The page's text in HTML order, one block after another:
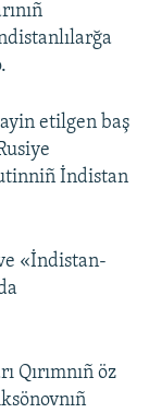
etilgen baş
İndistan
«İndistan-
Qırımnıñ öz